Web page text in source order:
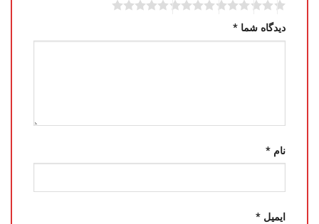
دیدگاه شما *
نام *
ایمیل *